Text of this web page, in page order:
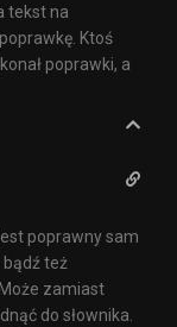
tekst na
Ktoś
poprawki, a
poprawny sam
bądź też
zamiast
do słownika.